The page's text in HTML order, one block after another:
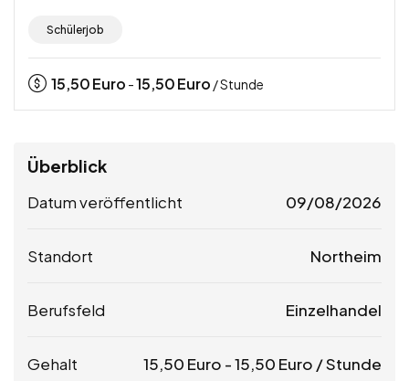
Schülerjob
15,50Euro -15,50Euro / Stunde
Überblick
Datum veröffentlicht 09/08/2026
Standort Northeim
Berufsfeld Einzelhandel
Gehalt 15,50 Euro -15,50 Euro / Stunde